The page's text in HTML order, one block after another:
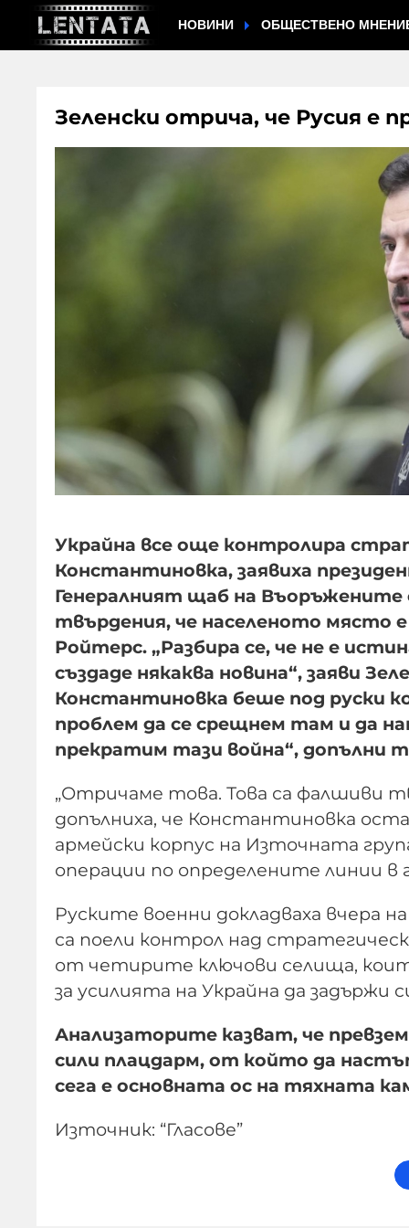
НОВИНИ ОБЩЕСТВЕНО
Зеленски отрича, че Русия е
Украйна все още контролира
Константиновка, заявиха
Генералният щаб на Въоръжените
твърдения, че населеното място
Ройтерс. „Разбира се, че не е
създаде някаква новина“, заяви
Константиновка беше под руски
проблем да се срещнем там и да
прекратим тази война“, допълни
„Отричаме това. Това са фалшиви
допълниха, че Константиновка
армейски корпус на Източната
операции по определените линии
Руските военни докладваха вчера
са поели контрол над
от четирите ключови селища,
за усилията на Украйна да задържи
Анализаторите казват, че
сили плацдарм, от който да
сега е основната ос на тяхната
Източник: “Гласове”